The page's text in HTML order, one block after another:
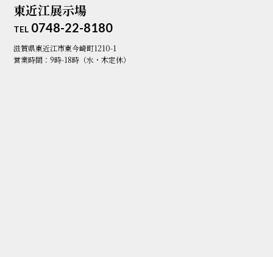
東近江展示場
TEL 0748-22-8180
滋賀県東近江市東今崎町1210-1
営業時間：9時-18時（水・木定休）